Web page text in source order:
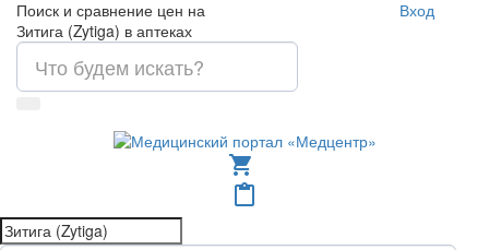
Поиск и сравнение цен на
Зитига (Zytiga) в аптеках
Вход
shopping_cart
content_paste